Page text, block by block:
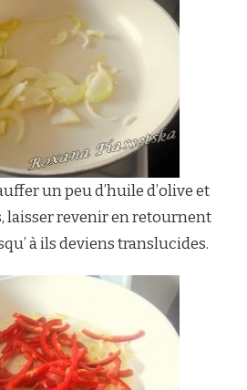
un peu d’huile d’olive et
laisser revenir en retournent
à ils deviens translucides.